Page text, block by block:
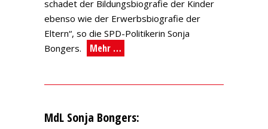
schadet der Bildungsbiografie der Kinder
ebenso wie der Erwerbsbiografie der
Eltern“, so die SPD-Politikerin Sonja
Bongers.
Mehr …
MdL Sonja Bongers: